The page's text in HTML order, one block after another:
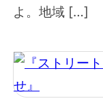
よ。地域 […]